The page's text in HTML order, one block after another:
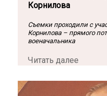
Корнилова
Съемки проходили с
Корнилова – прямого
военачальника
Читать далее